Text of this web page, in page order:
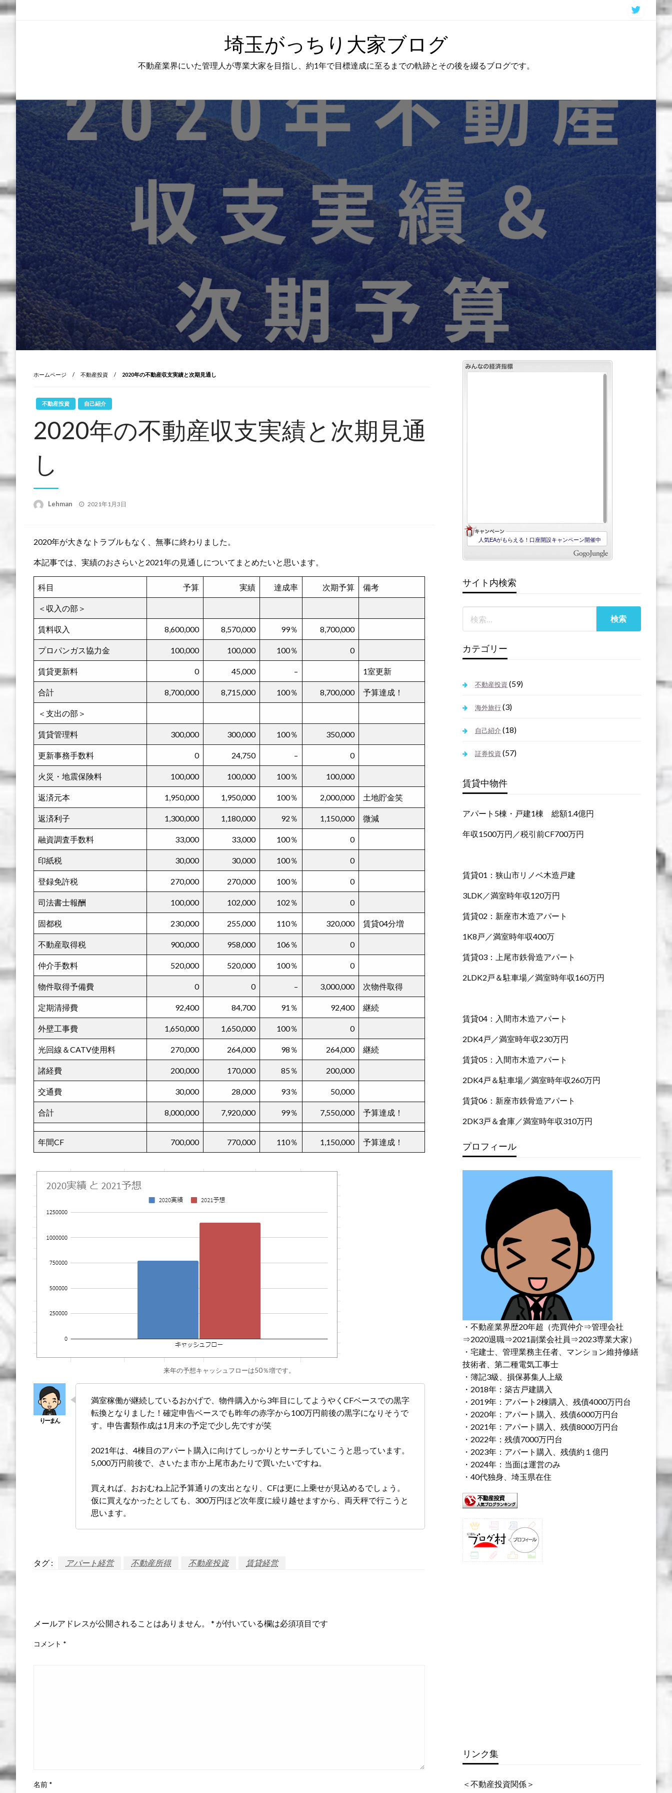
コ
ン
キ
ッ
埼玉がっちり大家ブログ
不動産業界にいた管理人が専業大家を目指し、約1年で目標達成に至るまでの軌跡とその後を綴るブログです。
ホームページ 不動産投資 2020年の不動産収支実績と次期見通し
不動産投資 自己紹介
2020年の不動産収支実績と次期見通
し
Lehman
投
2021年1月3日
2020年が大きなトラブルもなく、無事に終わりました。
本記事では、実績のおさらいと2021年の見通しについてまとめたいと思います。
科目 予算 実績 達成率 次期予算 備考
＜収入の部＞
賃料収入 8,600,000 8,570,000 99％ 8,700,000
プロパンガス協力金 100,000 100,000 100％ 0
賃貸更新料 0 45,000 – 1室更新
合計 8,700,000 8,715,000 100％ 8,700,000 予算達成！
＜支出の部＞
賃貸管理料 300,000 300,000 100％ 350,000
更新事務手数料 0 24,750 – 0
火災・地震保険料 100,000 100,000 100％ 100,000
返済元本 1,950,000 1,950,000 100％ 2,000,000 土地貯金笑
返済利子 1,300,000 1,180,000 92％ 1,150,000 微減
融資調査手数料 33,000 33,000 100％ 0
印紙税 30,000 30,000 100％ 0
登録免許税 270,000 270,000 100％ 0
司法書士報酬 100,000 102,000 102％ 0
固都税 230,000 255,000 110％ 320,000 賃貸04分増
不動産取得税 900,000 958,000 106％ 0
仲介手数料 520,000 520,000 100％ 0
物件取得予備費 0 0 – 3,000,000 次物件取得
定期清掃費 92,400 84,700 91％ 92,400 継続
外壁工事費 1,650,000 1,650,000 100％ 0
光回線＆CATV使用料 270,000 264,000 98％ 264,000 継続
諸経費 200,000 170,000 85％ 200,000
交通費 30,000 28,000 93％ 50,000
合計 8,000,000 7,920,000 99％ 7,550,000 予算達成！
年間CF 700,000 770,000 110％ 1,150,000 予算達成！
来年の予想キャッシュフローは50％増です。
満室稼働が継続しているおかげで、物件購入から3年目にしてようやくCFベースでの黒字
転換となりました！確定申告ベースでも昨年の赤字から100万円前後の黒字になりそうで
す。申告書類作成は1月末の予定で少し先ですが笑
2021年は、4棟目のアパート購入に向けてしっかりとサーチしていこうと思っています。
5,000万円前後で、さいたま市か上尾市あたりで買いたいですね。
買えれば、おおむね上記予算通りの支出となり、CFは更に上乗せが見込めるでしょう。
仮に買えなかったとしても、300万円ほど次年度に繰り越せますから、両天秤で行こうと
思います。
タグ : アパート経営 不動産所得 不動産投資 賃貸経営
メールアドレスが公開されることはありません。 * が付いている欄は必須項目です
コメント *
名前 *
サイト内検索
カテゴリー
不動産投資 (59)
海外旅行(3)
自己紹介 (18)
証券投資 (57)
賃貸中物件
アパート5棟・戸建1棟 総額1.4億円
年収1500万円／税引前CF700万円
賃貸01：狭山市リノベ木造戸建
3LDK／満室時年収120万円
賃貸02：新座市木造アパート
1K8戸／満室時年収400万
賃貸03：上尾市鉄骨造アパート
2LDK2戸＆駐車場／満室時年収160万円
賃貸04：入間市木造アパート
2DK4戸／満室時年収230万円
賃貸05：入間市木造アパート
2DK4戸＆駐車場／満室時年収260万円
賃貸06：新座市鉄骨造アパート
2DK3戸＆倉庫／満室時年収310万円
プロフィール
・不動産業界歴20年超（売買仲介⇒管理会社
⇒2020退職⇒2021副業会社員⇒2023専業大家）
・宅建士、管理業務主任者、マンション維持修繕
技術者、第二種電気工事士
・簿記3級、損保募集人上級
・2018年：築古戸建購入
・2019年：アパート2棟購入、残債4000万円台
・2020年：アパート購入、残債6000万円台
・2021年：アパート購入、残債8000万円台
・2022年：残債7000万円台
・2023年：アパート購入、残債約１億円
・2024年：当面は運営のみ
・40代独身、埼玉県在住
リンク集
＜不動産投資関係＞